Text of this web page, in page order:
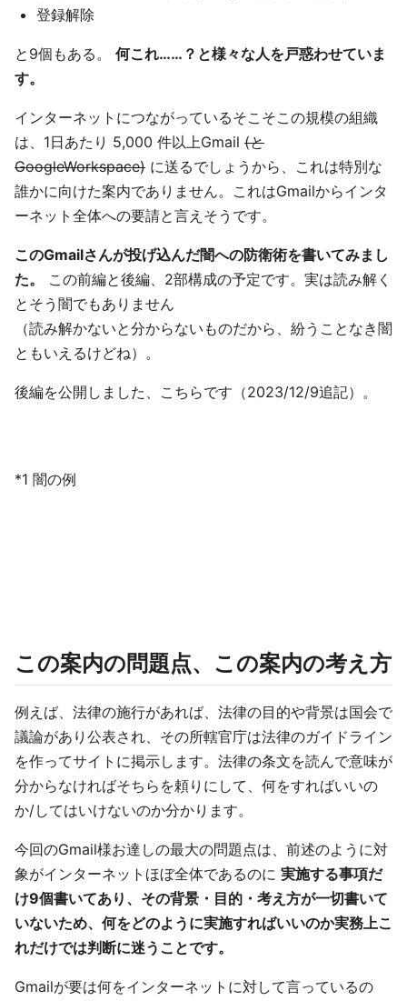
登録解除
と9個もある。 何これ……？と様々な人を戸惑わせていま
す。
インターネットにつながっているそこそこの規模の組織
は、1日あたり 5,000 件以上Gmail (と
GoogleWorkspace) に送るでしょうから、これは特別な
誰かに向けた案内でありません。これはGmailからインタ
ーネット全体への要請と言えそうです。
このGmailさんが投げ込んだ闇への防衛術を書いてみまし
た。
この前編と後編、2部構成の予定です。実は読み解く
とそう闇でもありません
（読み解かないと分からないものだから、紛うことなき闇
ともいえるけどね）。
後編を公開しました、こちらです（2023/12/9追記）。
*1 闇の例
この案内の問題点、この案内の考え方
例えば、法律の施行があれば、法律の目的や背景は国会で
議論があり公表され、その所轄官庁は法律のガイドライン
を作ってサイトに掲示します。法律の条文を読んで意味が
分からなければそちらを頼りにして、何をすればいいの
か/してはいけないのか分かります。
今回のGmail様お達しの最大の問題点は、前述のように対
象がインターネットほぼ全体であるのに 実施する事項だ
け9個書いてあり、その背景・目的・考え方が一切書いて
いないため、何をどのように実施すればいいのか実務上こ
れだけでは判断に迷うことです。
Gmailが要は何をインターネットに対して言っているの